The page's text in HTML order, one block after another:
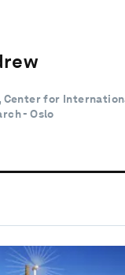
Center for
- Oslo